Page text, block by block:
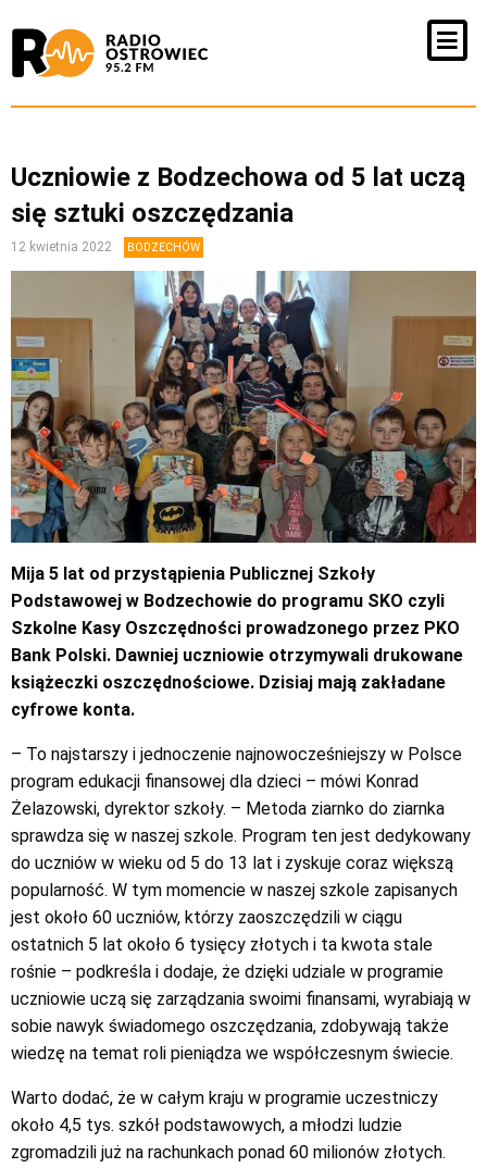
Uczniowie z Bodzechowa od 5 lat uczą
się sztuki oszczędzania
12 kwietnia 2022 BODZECHÓW
Mija 5 lat od przystąpienia Publicznej Szkoły
Podstawowej w Bodzechowie do programu SKO czyli
Szkolne Kasy Oszczędności prowadzonego przez PKO
Bank Polski. Dawniej uczniowie otrzymywali drukowane
książeczki oszczędnościowe. Dzisiaj mają zakładane
cyfrowe konta.
– To najstarszy i jednoczenie najnowocześniejszy w Polsce
program edukacji finansowej dla dzieci – mówi Konrad
Żelazowski, dyrektor szkoły. – Metoda ziarnko do ziarnka
sprawdza się w naszej szkole. Program ten jest dedykowany
do uczniów w wieku od 5 do 13 lat i zyskuje coraz większą
popularność. W tym momencie w naszej szkole zapisanych
jest około 60 uczniów, którzy zaoszczędzili w ciągu
ostatnich 5 lat około 6 tysięcy złotych i ta kwota stale
rośnie – podkreśla i dodaje, że dzięki udziale w programie
uczniowie uczą się zarządzania swoimi finansami, wyrabiają w
sobie nawyk świadomego oszczędzania, zdobywają także
wiedzę na temat roli pieniądza we współczesnym świecie.
Warto dodać, że w całym kraju w programie uczestniczy
około 4,5 tys. szkół podstawowych, a młodzi ludzie
zgromadzili już na rachunkach ponad 60 milionów złotych.